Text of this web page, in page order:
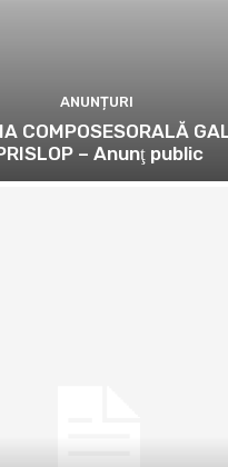
ANUNȚURI
COMPOSESORALĂ
– Anunţ public